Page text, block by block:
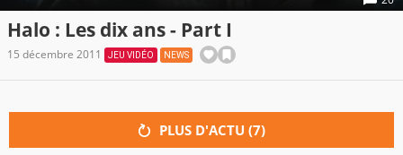
Halo : Les dix ans - Part I
15 décembre 2011 JEU VIDÉO NEWS
PLUS D'ACTU (7)